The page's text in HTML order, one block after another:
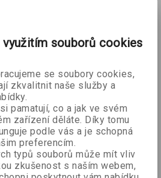
aktualizova
vydání)
Kč 369 Kč 120 Kč 299 Kč
kterou si oblíbí každý
soubor tří set sloupků
zároveň odborně přesně, o
slovní zásoby. Spolu se slovy
využitím souborů cookies
se soubory cookies,
zkvalitnit naše služby a
pamatují, co a jak ve svém
zařízení děláte. Díky tomu
podle vás a je schopná
preferencím.
typů souborů může mít vliv
zkušenost s naším webem,